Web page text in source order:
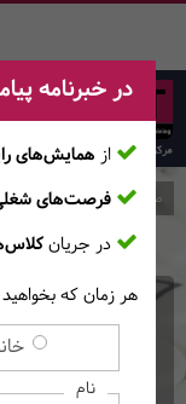
دوره
صفحه اصلی دوره‌ها
در خبرنامه
از همایش‌های
فرصت‌های
در جریان
هر زمان که
نام